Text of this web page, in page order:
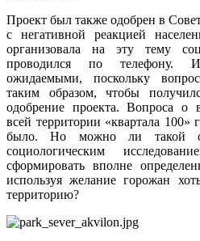
Проект был также одобрен в
с негативной реакцией
организовала на эту тему
проводился по телефону.
ожидаемыми, поскольку
таким образом, чтобы
одобрение проекта. Вопроса о
всей территории «квартала 100»
было. Но можно ли такой
социологическим
сформировать вполне
используя желание горожан
территорию?